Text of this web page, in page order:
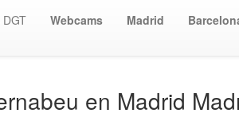
Webcams Madrid
en Madrid